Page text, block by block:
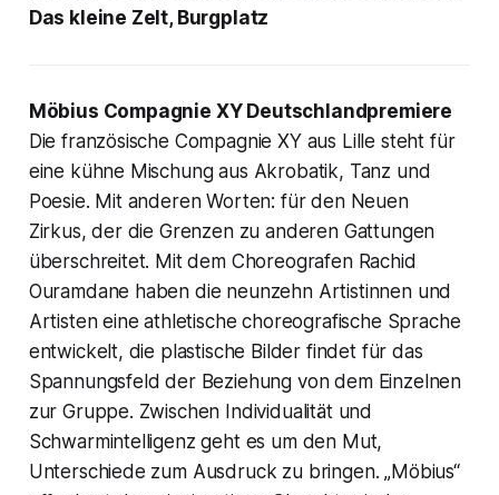
Das kleine Zelt, Burgplatz
Möbius Compagnie XY Deutschlandpremiere
Die französische Compagnie XY aus Lille steht für
eine kühne Mischung aus Akrobatik, Tanz und
Poesie. Mit anderen Worten: für den Neuen
Zirkus, der die Grenzen zu anderen Gattungen
überschreitet. Mit dem Choreografen Rachid
Ouramdane haben die neunzehn Artistinnen und
Artisten eine athletische choreografische Sprache
entwickelt, die plastische Bilder findet für das
Spannungsfeld der Beziehung von dem Einzelnen
zur Gruppe. Zwischen Individualität und
Schwarmintelligenz geht es um den Mut,
Unterschiede zum Ausdruck zu bringen. „Möbius“